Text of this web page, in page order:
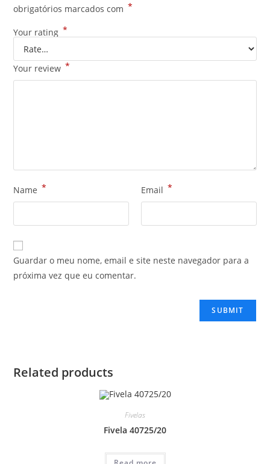
obrigatórios marcados com *
Your rating *
Your review *
Name * Email *
Guardar o meu nome, email e site neste navegador para a
próxima vez que eu comentar.
Related products
Fivelas
Fivela 40725/20